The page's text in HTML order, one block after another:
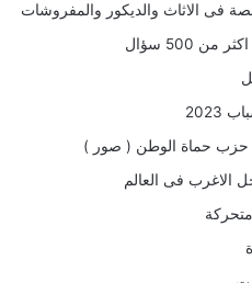
فى الاثاث والديكور والمفروشات
500 سؤال
حزب حماة الوطن ( صور )
الاغرب فى العالم